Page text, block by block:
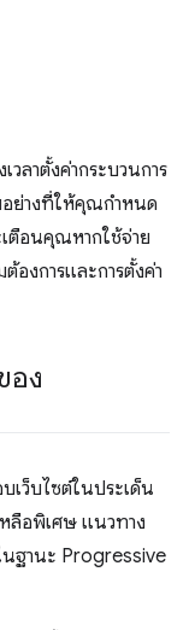
ลาตั้งค่ากระบวนการ
อย่างที่ให้คุณกําหนด
ตือนคุณหากใช้จ่าย
องการและการตั้งค่า
อง
เว็บไซต์ในประเด็น
ลือพิเศษ แนวทาง
ฐานะ Progressive